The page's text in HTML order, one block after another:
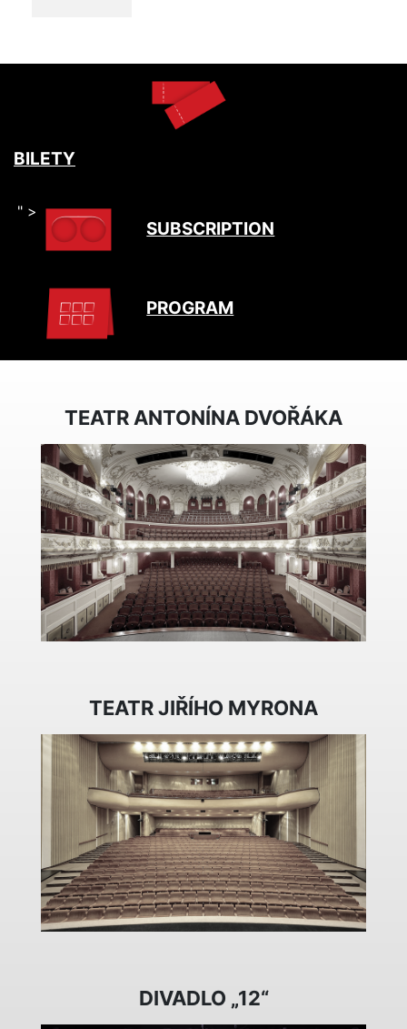
BILETY
" >
SUBSCRIPTION
PROGRAM
TEATR ANTONÍNA DVOŘÁKA
TEATR JIŘÍHO MYRONA
DIVADLO „12“